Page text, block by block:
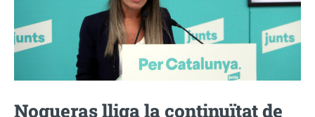
Nogueras lliga la continuïtat de